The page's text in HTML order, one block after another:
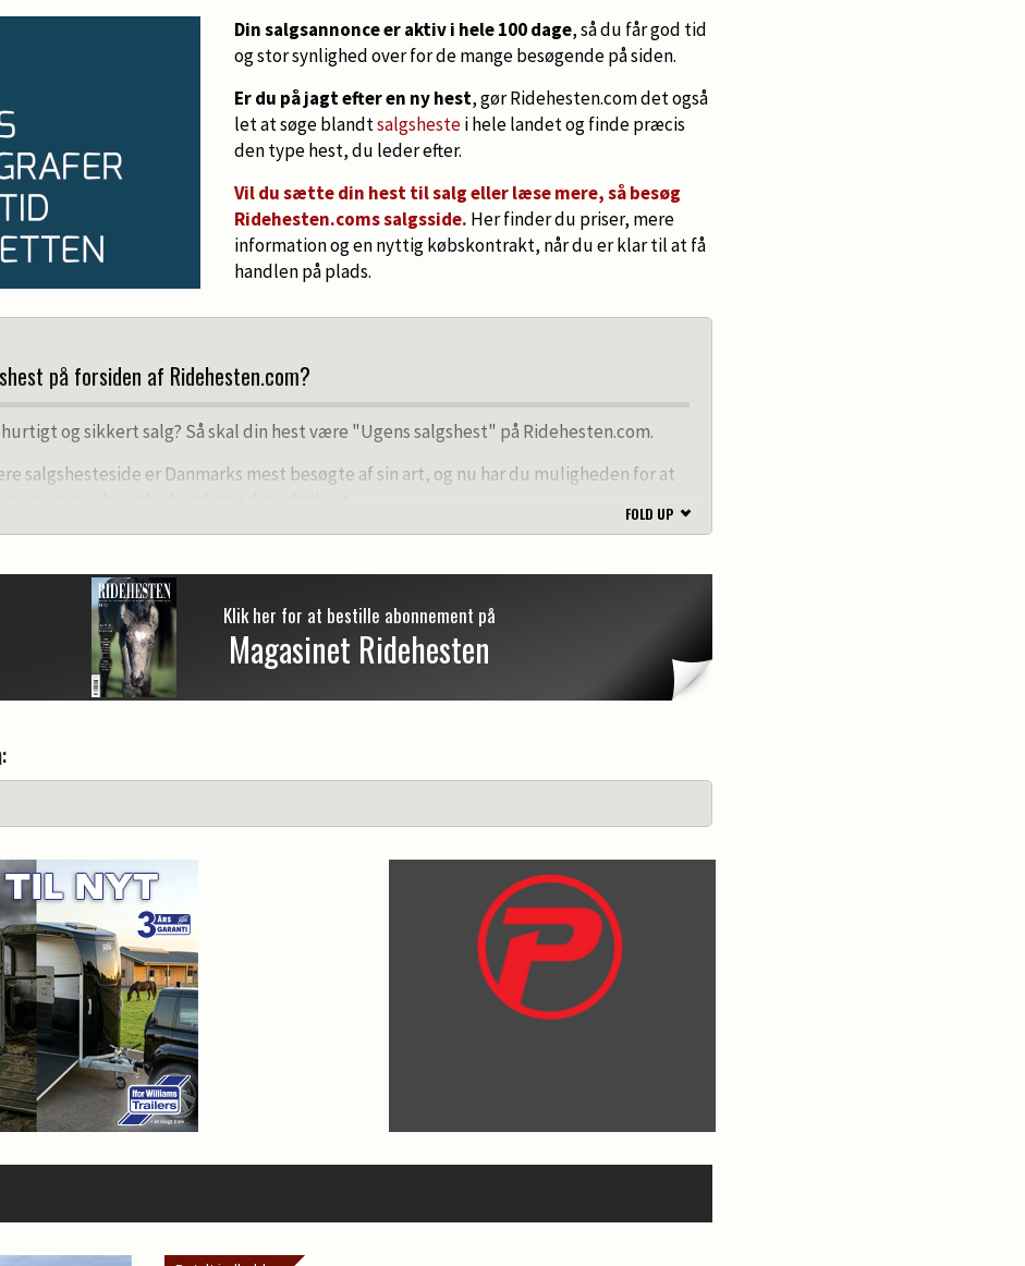
Din salgsannonce er aktiv i hele 100 dage, så du får god tid
og stor synlighed over for de mange besøgende på siden.
Er du på jagt efter en ny hest, gør Ridehesten.com det også
let at søge blandtsalgshestei hele landet og finde præcis
den type hest, du leder efter.
Vil du sætte din hest til salg eller læse mere, så besøg
Ridehesten.coms salgsside. Her finder du priser, mere
information og en nyttig købskontrakt, når du er klar til at få
handlen på plads.
på forsiden af Ridehesten.com?
og sikkert salg? Så skal din hest være "Ugens salgshest" på Ridehesten.com.
salgshesteside er Danmarks mest besøgte af sin art, og nu har du muligheden for at
på Ridehesten.com
producerer vores redaktion en artikel om din salgshest.
til et kort telefoninterview og skriver en artikel på 3-400 ord om din salgshest. Du har
at vælge 2-3 billeder fra vores store fotodatabase til artiklen.
markeret som advertorial og ligge som topnyhed på ridehesten.com i minimum 2
moms.
FOLD UP
Klik her for at bestille abonnement på
Magasinet Ridehesten